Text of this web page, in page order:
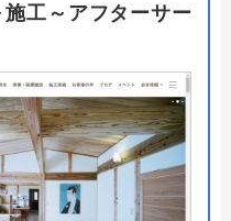
は電話のほか問い合わ
相談してみることをお
トで
見る
工～アフターサー